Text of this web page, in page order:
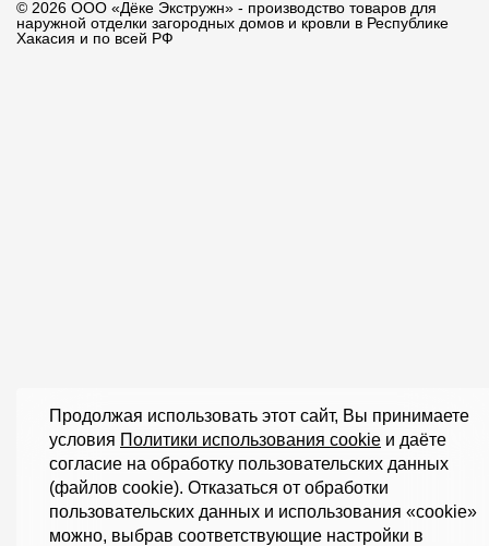
© 2026 ООО «Дёке Экстружн» - производство товаров для
наружной отделки загородных домов и кровли в Республике
Хакасия и по всей РФ
Продолжая использовать этот сайт, Вы принимаете
условия Политики использования cookie и даёте
согласие на обработку пользовательских данных
(файлов cookie). Отказаться от обработки
пользовательских данных и использования «cookie»
можно, выбрав соответствующие настройки в